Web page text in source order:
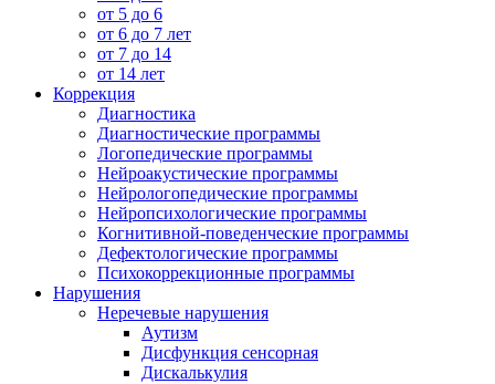
от 5 до 6
от 6 до 7 лет
от 7 до 14
от 14 лет
Коррекция
Диагностика
Диагностические программы
Логопедические программы
Нейроакустические программы
Нейрологопедические программы
Нейропсихологические программы
Когнитивной-поведенческие программы
Дефектологические программы
Психокоррекционные программы
Нарушения
Неречевые нарушения
Аутизм
Дисфункция сенсорная
Дискалькулия